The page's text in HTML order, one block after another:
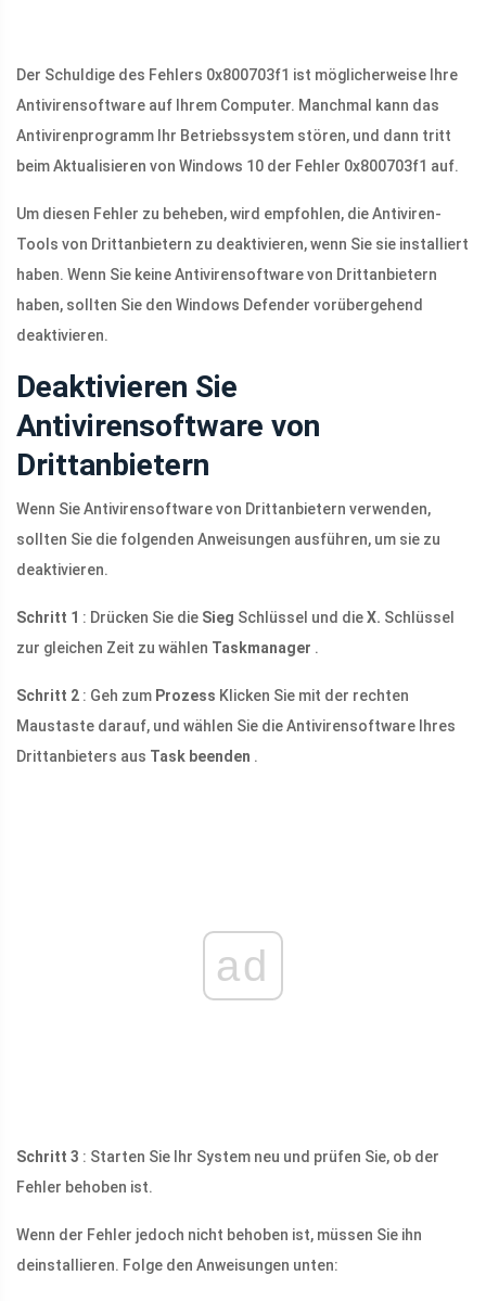
Der Schuldige des Fehlers 0x800703f1 ist möglicherweise Ihre
Antivirensoftware auf Ihrem Computer. Manchmal kann das
Antivirenprogramm Ihr Betriebssystem stören, und dann tritt
beim Aktualisieren von Windows 10 der Fehler 0x800703f1 auf.
Um diesen Fehler zu beheben, wird empfohlen, die Antiviren-
Tools von Drittanbietern zu deaktivieren, wenn Sie sie installiert
haben. Wenn Sie keine Antivirensoftware von Drittanbietern
haben, sollten Sie den Windows Defender vorübergehend
deaktivieren.
Deaktivieren Sie
Antivirensoftware von
Drittanbietern
Wenn Sie Antivirensoftware von Drittanbietern verwenden,
sollten Sie die folgenden Anweisungen ausführen, um sie zu
deaktivieren.
Schritt 1 : Drücken Sie die Sieg Schlüssel und dieX. Schlüssel
zur gleichen Zeit zu wählen Taskmanager .
Schritt 2 : Geh zum Prozess Klicken Sie mit der rechten
Maustaste darauf, und wählen Sie die Antivirensoftware Ihres
Drittanbieters aus Task beenden .
ad
Schritt 3 : Starten Sie Ihr System neu und prüfen Sie, ob der
Fehler behoben ist.
Wenn der Fehler jedoch nicht behoben ist, müssen Sie ihn
deinstallieren. Folge den Anweisungen unten: